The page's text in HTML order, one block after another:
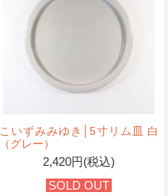
こいずみみゆき│5寸リム皿 白
（グレー）
2,420円(税込)
SOLD OUT